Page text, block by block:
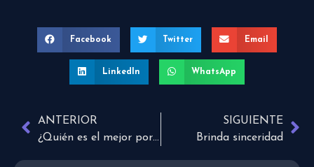
Facebook Twitter Email
LinkedIn WhatsApp
ANTERIOR
¿Quién es el mejor portero?
SIGUIENTE
Brinda sinceridad